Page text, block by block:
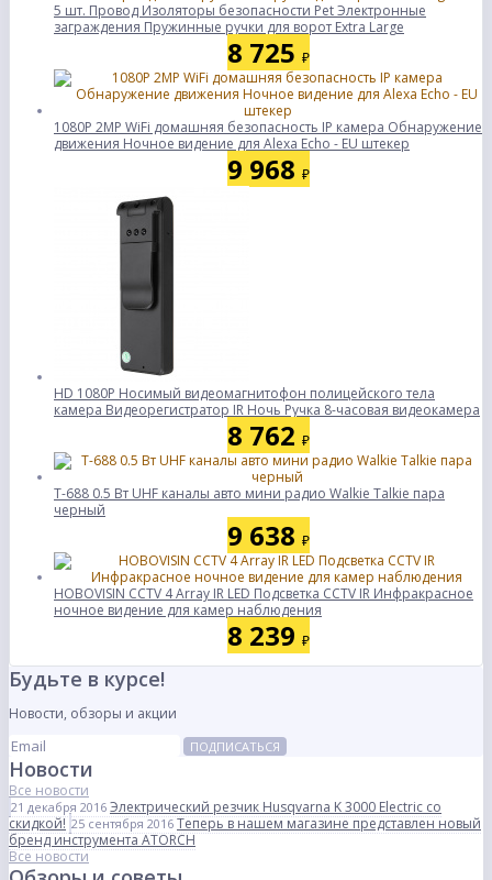
5 шт. Провод Изоляторы безопасности Pet Электронные
заграждения Пружинные ручки для ворот Extra Large
8 725 ₽
1080P 2MP WiFi домашняя безопасность IP камера Обнаружение
движения Ночное видение для Alexa Echo - EU штекер
9 968 ₽
HD 1080P Носимый видеомагнитофон полицейского тела
камера Видеорегистратор IR Ночь Ручка 8-часовая видеокамера
8 762 ₽
T-688 0.5 Вт UHF каналы авто мини радио Walkie Talkie пара
черный
9 638 ₽
HOBOVISIN CCTV 4 Array IR LED Подсветка CCTV IR Инфракрасное
ночное видение для камер наблюдения
8 239 ₽
Будьте в курсе!
Новости, обзоры и акции
ПОДПИСАТЬСЯ
Новости
Все новости
21 декабря 2016 Электрический резчик Husqvarna K 3000 Electric со
скидкой! 25 сентября 2016 Теперь в нашем магазине представлен новый
бренд инструмента ATORCH
Все новости